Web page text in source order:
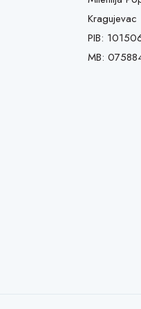
Kragujevac
PIB:
MB: